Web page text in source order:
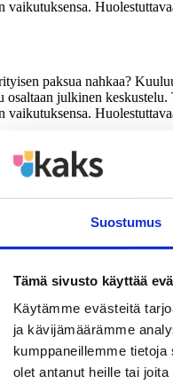
Suostumus
Tämä sivusto käyttää
Käytämme evästeitä
ja kävijämäärämme
kumppaneillemme
olet antanut heille tai
vaikutuksensa.
paksua nahkaa?
julkinen
osoittaa ilmiön
että kaikkiaan 25%
asemaan liittyy suurempi
luottamus- tai
2016; Pekola-
ja häirintäkanavia
haluttomuutena
vaikutuksia ihmisen
Haitalliset
2017.)
kategoriaa: 1)
rikollisuus. (kts. SOU